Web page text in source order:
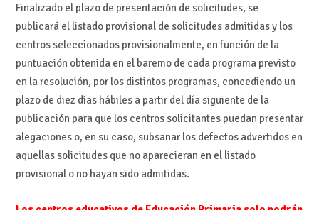
Finalizado el plazo de presentación de solicitudes, se
publicará el listado provisional de solicitudes admitidas y los
centros seleccionados provisionalmente, en función de la
puntuación obtenida en el baremo de cada programa previsto
en la resolución, por los distintos programas, concediendo un
plazo de diez días hábiles a partir del día siguiente de la
publicación para que los centros solicitantes puedan presentar
alegaciones o, en su caso, subsanar los defectos advertidos en
aquellas solicitudes que no aparecieran en el listado
provisional o no hayan sido admitidas.